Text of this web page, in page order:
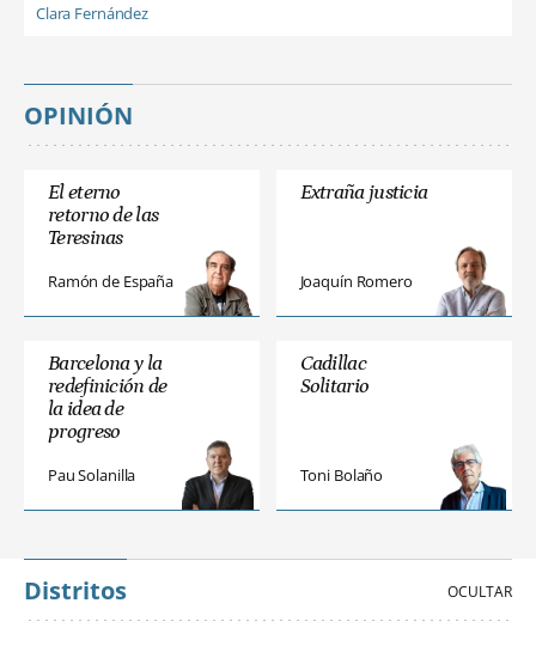
Clara Fernández
OPINIÓN
El eterno
retorno de las
Teresinas
Ramón de España
Extraña justicia
Joaquín Romero
Barcelona y la
redefinición de
la idea de
progreso
Pau Solanilla
Cadillac
Solitario
Toni Bolaño
Distritos